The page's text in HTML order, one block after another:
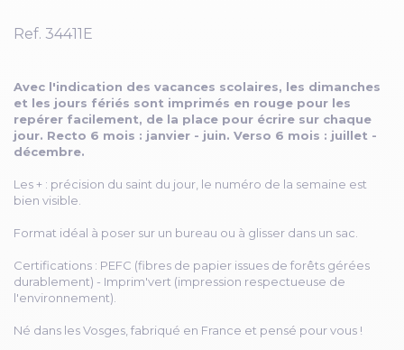
Ref. 34411E
Avec l'indication des vacances scolaires, les dimanches
et les jours fériés sont imprimés en rouge pour les
repérer facilement, de la place pour écrire sur chaque
jour. Recto 6 mois : janvier - juin. Verso 6 mois : juillet -
décembre.
Les + : précision du saint du jour, le numéro de la semaine est
bien visible.
Format idéal à poser sur un bureau ou à glisser dans un sac.
Certifications : PEFC (fibres de papier issues de forêts gérées
durablement) - Imprim'vert (impression respectueuse de
l'environnement).
Né dans les Vosges, fabriqué en France et pensé pour vous !